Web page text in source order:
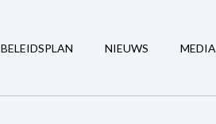
BELEIDSPLAN NIEUWS MEDIA